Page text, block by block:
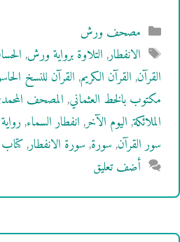
التصنيفات
مصحف ورش
الوسوم
الانفطار,التلاوة برواية ورش,
القرآن,القرآن الكريم,القرآن للنسخ
مكتوب بالخط العثماني,المصحف
الملائكة,اليوم الآخر,انفطار السماء,
سور القرآن,سورة,سورة الانفطار,كتاب
أضف تعليق